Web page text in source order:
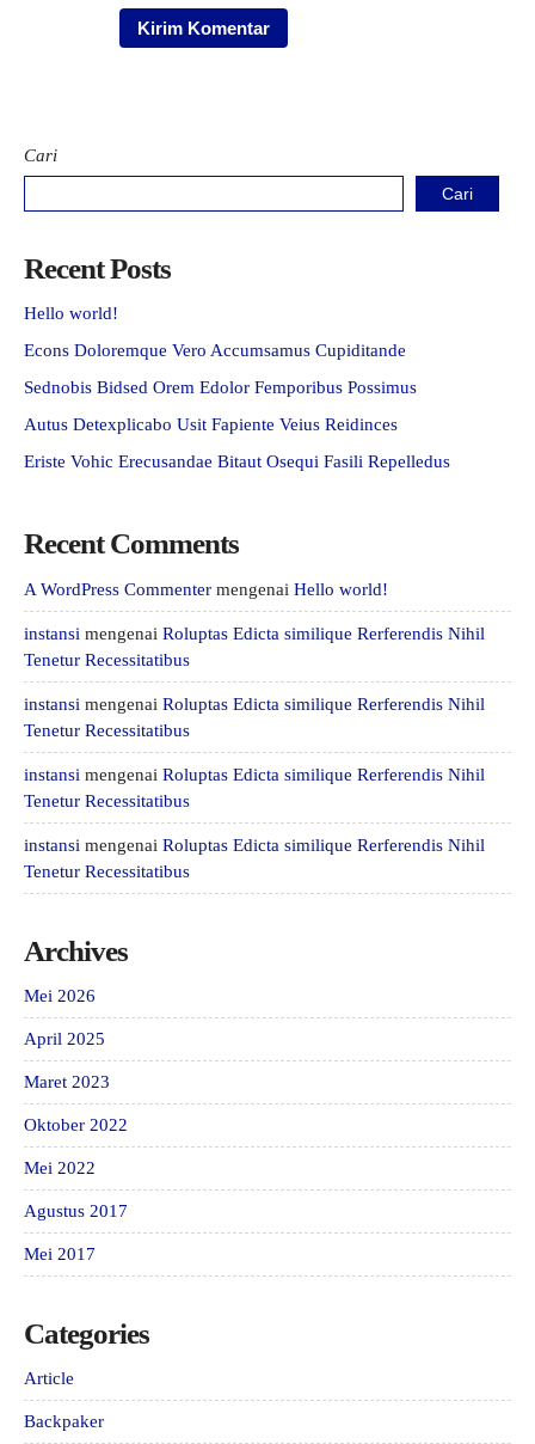
Cari
Cari
Recent Posts
Hello world!
Econs Doloremque Vero Accumsamus Cupiditande
Sednobis Bidsed Orem Edolor Femporibus Possimus
Autus Detexplicabo Usit Fapiente Veius Reidinces
Eriste Vohic Erecusandae Bitaut Osequi Fasili Repelledus
Recent Comments
A WordPress Commenter mengenai Hello world!
instansi mengenai Roluptas Edicta similique Rerferendis Nihil
Tenetur Recessitatibus
instansi mengenai Roluptas Edicta similique Rerferendis Nihil
Tenetur Recessitatibus
instansi mengenai Roluptas Edicta similique Rerferendis Nihil
Tenetur Recessitatibus
instansi mengenai Roluptas Edicta similique Rerferendis Nihil
Tenetur Recessitatibus
Archives
Mei 2026
April 2025
Maret 2023
Oktober 2022
Mei 2022
Agustus 2017
Mei 2017
Categories
Article
Backpaker